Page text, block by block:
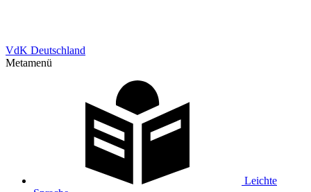
VdK Deutschland
Metamenü
Leichte